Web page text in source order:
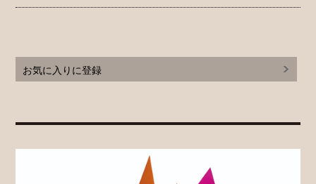
お気に入りに登録